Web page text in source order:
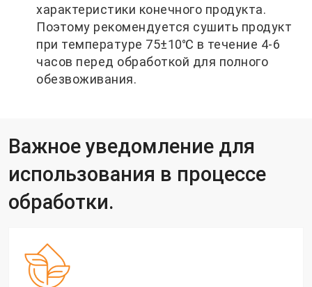
характеристики конечного продукта.
Поэтому рекомендуется сушить продукт
при температуре 75±10℃ в течение 4-6
часов перед обработкой для полного
обезвоживания.
Важное уведомление для
использования в процессе
обработки.